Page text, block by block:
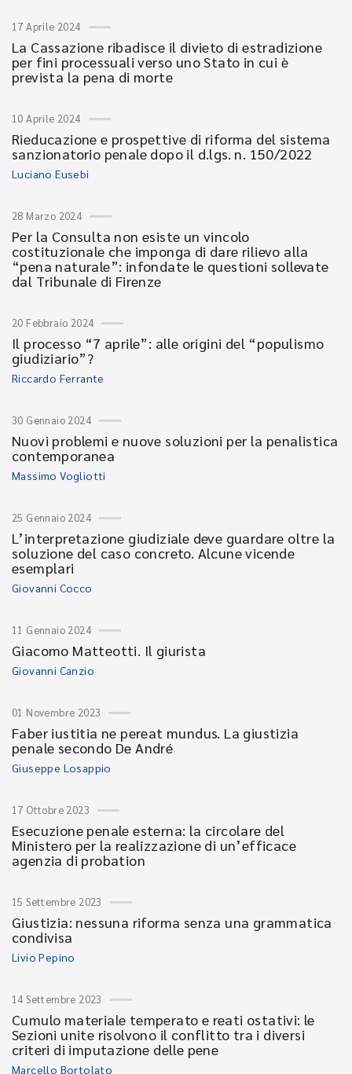
17 Aprile 2024
La Cassazione ribadisce il divieto di estradizione
per fini processuali verso uno Stato in cui è
prevista la pena di morte
10 Aprile 2024
Rieducazione e prospettive di riforma del sistema
sanzionatorio penale dopo il d.lgs. n. 150/2022
Luciano Eusebi
28 Marzo 2024
Per la Consulta non esiste un vincolo
costituzionale che imponga di dare rilievo alla
“pena naturale”: infondate le questioni sollevate
dal Tribunale di Firenze
20 Febbraio 2024
Il processo “7 aprile”: alle origini del “populismo
giudiziario”?
Riccardo Ferrante
30 Gennaio 2024
Nuovi problemi e nuove soluzioni per la penalistica
contemporanea
Massimo Vogliotti
25 Gennaio 2024
L’interpretazione giudiziale deve guardare oltre la
soluzione del caso concreto. Alcune vicende
esemplari
Giovanni Cocco
11 Gennaio 2024
Giacomo Matteotti. Il giurista
Giovanni Canzio
01 Novembre 2023
Faber iustitia ne pereat mundus. La giustizia
penale secondo De André
Giuseppe Losappio
17 Ottobre 2023
Esecuzione penale esterna: la circolare del
Ministero per la realizzazione di un’efficace
agenzia di probation
15 Settembre 2023
Giustizia: nessuna riforma senza una grammatica
condivisa
Livio Pepino
14 Settembre 2023
Cumulo materiale temperato e reati ostativi: le
Sezioni unite risolvono il conflitto tra i diversi
criteri di imputazione delle pene
Marcello Bortolato